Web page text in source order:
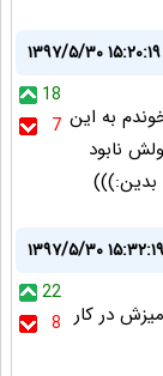
۱۳۹۷/۵/۳۰ ۱۵:۲۰:۱۹
18
7 به این
نابود
بدین:)))
۱۳۹۷/۵/۳۰ ۱۵:۳۲:۱۹
22
8 در کار